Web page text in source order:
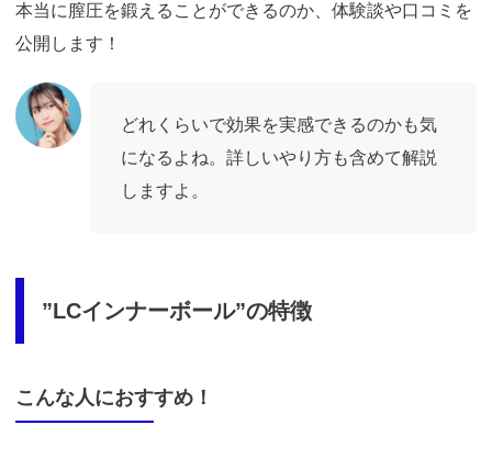
本当に膣圧を鍛えることができるのか、体験談や口コミを
公開します！
どれくらいで効果を実感できるのかも気
になるよね。詳しいやり方も含めて解説
しますよ。
”LCインナーボール”の特徴
こんな人におすすめ！